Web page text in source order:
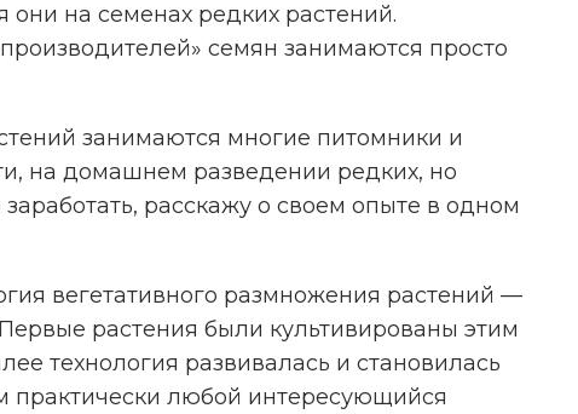
на семенах редких растений.
семян занимаются просто
занимаются многие питомники и
на домашнем разведении редких, но
расскажу о своем опыте в одном
вегетативного размножения растений —
растения были культивированы этим
технология развивалась и становилась
практически любой интересующийся